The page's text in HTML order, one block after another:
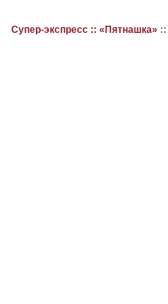
Супер-экспресс :: «Пятнашка» ::